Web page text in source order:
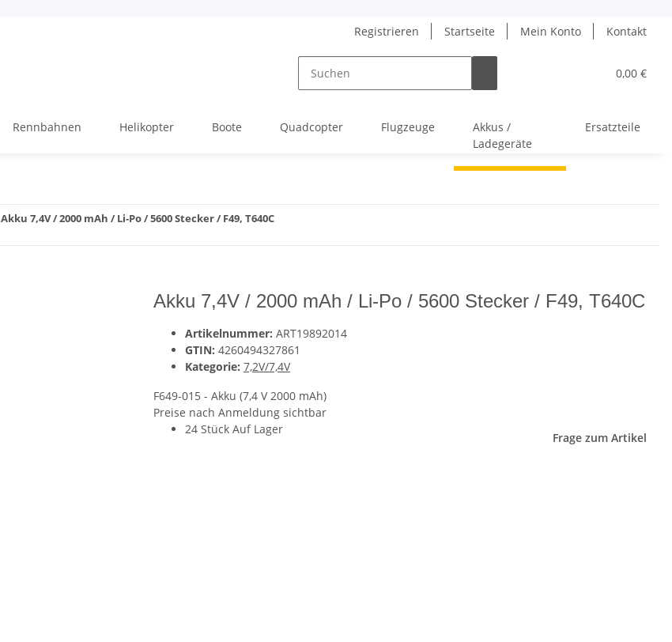
Registrieren
Startseite Mein Konto Kontakt
0,00 €
Rennbahnen Helikopter Boote Quadcopter Flugzeuge
Akkus /
Ladegeräte
Ersatzteile
Akku 7,4V / 2000 mAh / Li-Po / 5600 Stecker / F49, T640C
Akku 7,4V / 2000 mAh / Li-Po / 5600 Stecker / F49, T640C
Artikelnummer: ART19892014
GTIN: 4260494327861
Kategorie: 7,2V/7,4V
F649-015 - Akku (7,4 V 2000 mAh)
Preise nach Anmeldung sichtbar
24 Stück Auf Lager
Frage zum Artikel